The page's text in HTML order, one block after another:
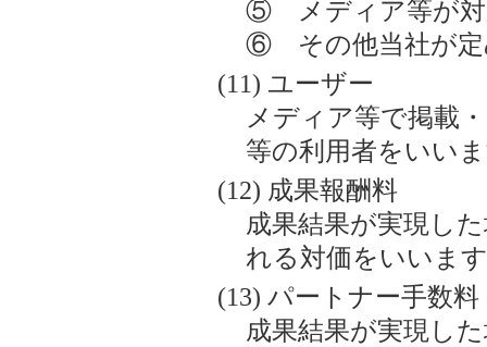
⑤ メディア等が対
⑥ その他当社が定
ユーザー
メディア等で掲載
等の利用者をいい
成果報酬料
成果結果が実現し
れる対価をいいま
パートナー手数料
成果結果が実現し